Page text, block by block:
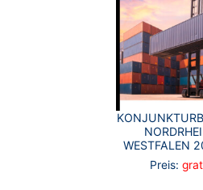
WESTFALEN
Preis: